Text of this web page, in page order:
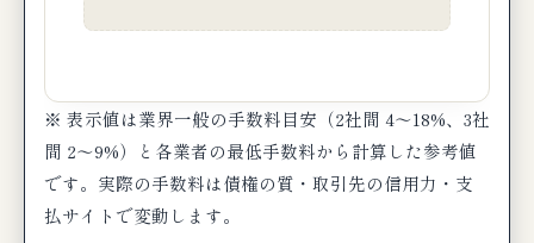
※ 表示値は業界一般の手数料目安（2社間 4〜18%、3社
間 2〜9%）と各業者の最低手数料から計算した参考値
です。実際の手数料は債権の質・取引先の信用力・支
払サイトで変動します。